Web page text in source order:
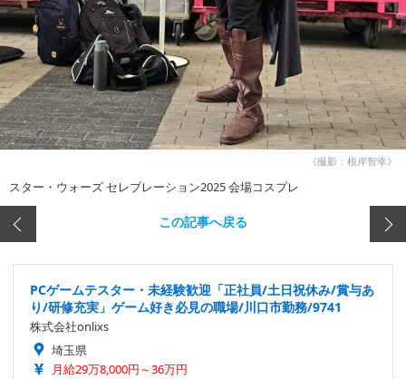
《撮影：根岸智幸》
スター・ウォーズ セレブレーション2025 会場コスプレ
この記事へ戻る
PCゲームテスター・未経験歓迎「正社員/土日祝休み/賞与あ
り/研修充実」ゲーム好き必見の職場/川口市勤務/9741
株式会社onlixs
埼玉県
月給29万8,000円～36万円